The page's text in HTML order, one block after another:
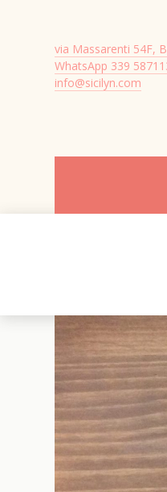
via Massarenti 54F,
WhatsApp 339
info@sicilyn.com